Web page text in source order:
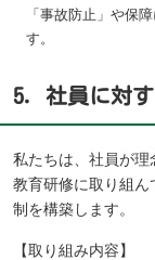
「事故防止」や保
す。
5．社員に対
私たちは、社員が理
教育研修に取り組
制を構築します。
【取り組み内容】